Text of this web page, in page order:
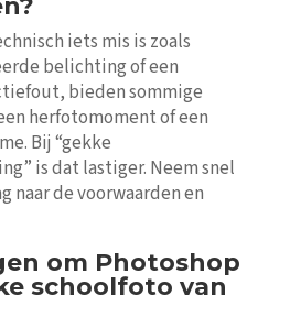
iets mis is zoals
belichting of een
bieden sommige
herfotomoment of een
Bij “gekke
is dat lastiger. Neem snel
naar de voorwaarden en
om Photoshop
schoolfoto van